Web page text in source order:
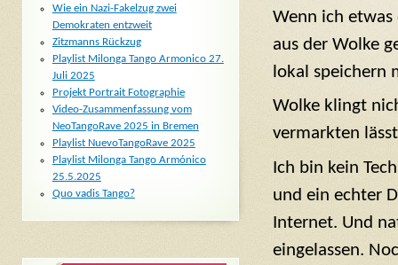
Wenn ich etwas
aus der Wolke
lokal speichern
Wolke klingt
vermarkten
Ich bin kein
und ein echter
Internet. Und
eingelassen.
Wie ein Nazi-Fakelzug zwei
Demokraten entzweit
Zitzmanns Rückzug
Playlist Milonga Tango Armonico 27.
Juli 2025
Projekt Portrait Fotographie
Video-Zusammenfassung vom
NeoTangoRave 2025 in Bremen
Playlist NuevoTangoRave 2025
Playlist Milonga Tango Armónico
25.5.2025
Quo vadis Tango?